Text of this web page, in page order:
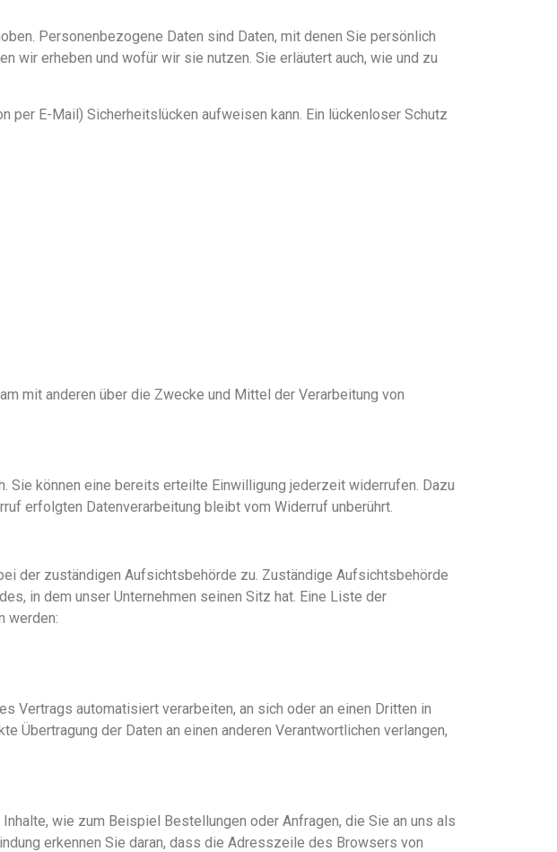
Personenbezogene Daten sind Daten, mit denen Sie persönlich
wir erheben und wofür wir sie nutzen. Sie erläutert auch, wie und zu
per E-Mail) Sicherheitslücken aufweisen kann. Ein lückenloser Schutz
mit anderen über die Zwecke und Mittel der Verarbeitung von
Sie können eine bereits erteilte Einwilligung jederzeit widerrufen. Dazu
erfolgten Datenverarbeitung bleibt vom Widerruf unberührt.
der zuständigen Aufsichtsbehörde zu. Zuständige Aufsichtsbehörde
in dem unser Unternehmen seinen Sitz hat. Eine Liste der
werden:
Vertrags automatisiert verarbeiten, an sich oder an einen Dritten in
Übertragung der Daten an einen anderen Verantwortlichen verlangen,
wie zum Beispiel Bestellungen oder Anfragen, die Sie an uns als
erkennen Sie daran, dass die Adresszeile des Browsers von